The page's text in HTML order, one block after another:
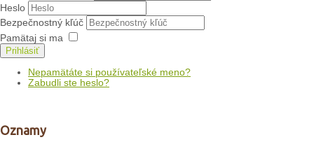
Heslo
Bezpečnostný kľúč
Pamätaj si ma
Prihlásiť
Nepamätáte si používateľské meno?
Zabudli ste heslo?
Oznamy